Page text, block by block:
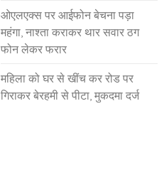
ओएलएक्स पर आईफोन बेचना पड़ा
महंगा, नाश्ता कराकर थार सवार ठग
फोन लेकर फरार
महिला को घर से खींच कर रोड पर
गिराकर बेरहमी से पीटा, मुकदमा दर्ज